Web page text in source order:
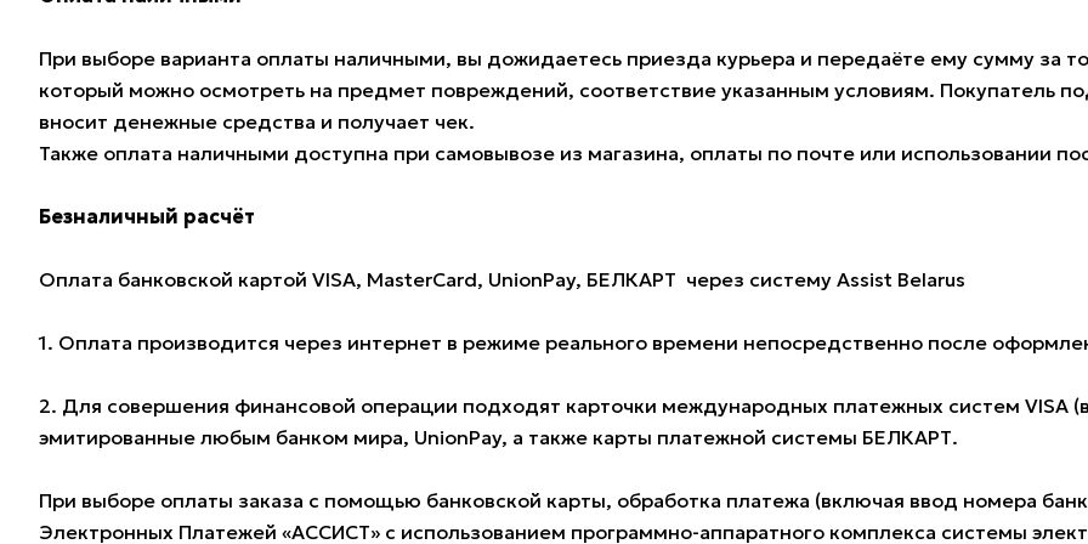
При выборе варианта оплаты наличными, вы дожидаетесь приезда курьера и передаёте ему сумму за
который можно осмотреть на предмет повреждений, соответствие указанным условиям. Покупатель
вносит денежные средства и получает чек.
Также оплата наличными доступна при самовывозе из магазина, оплаты по почте или использовании
Безналичный расчёт
Оплата банковской картой VISA, MasterCard, UnionPay, БЕЛКАРТ через систему Assist Belarus
1. Оплата производится через интернет в режиме реального времени непосредственно после
2. Для совершения финансовой операции подходят карточки международных платежных систем VISA
эмитированные любым банком мира, UnionPay, а также карты платежной системы БЕЛКАРТ.
При выборе оплаты заказа с помощью банковской карты, обработка платежа (включая ввод номера
Электронных Платежей «АССИСТ» с использованием программно-аппаратного комплекса системы